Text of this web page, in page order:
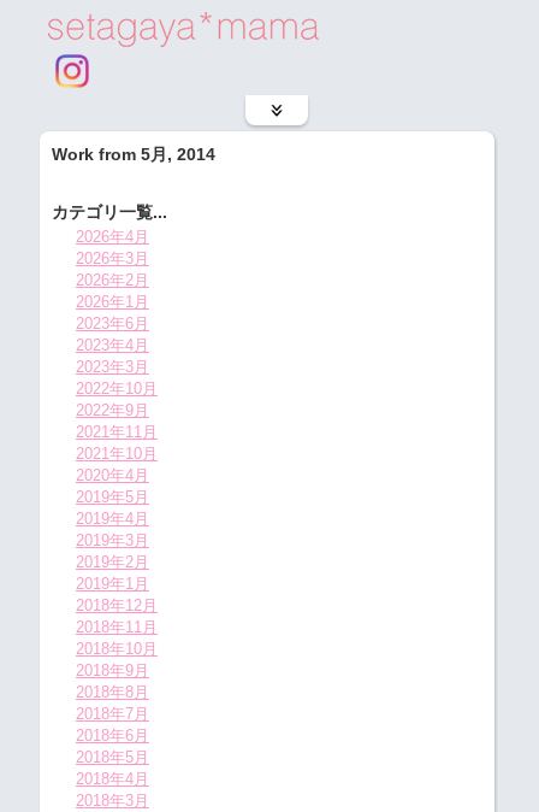
Work from 5月, 2014
カテゴリ一覧...
2026年4月
2026年3月
2026年2月
2026年1月
2023年6月
2023年4月
2023年3月
2022年10月
2022年9月
2021年11月
2021年10月
2020年4月
2019年5月
2019年4月
2019年3月
2019年2月
2019年1月
2018年12月
2018年11月
2018年10月
2018年9月
2018年8月
2018年7月
2018年6月
2018年5月
2018年4月
2018年3月